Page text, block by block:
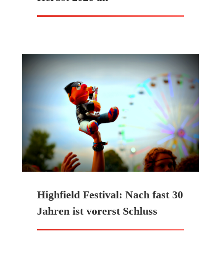
Highfield Festival: Nach fast 30
Jahren ist vorerst Schluss